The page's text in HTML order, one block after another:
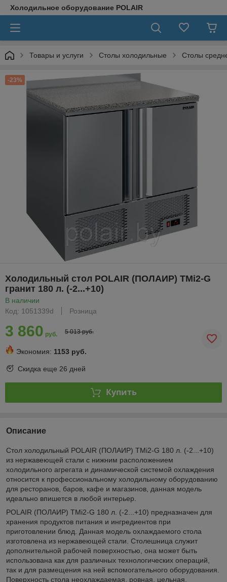
Холодильное оборудование POLAIR
Товары и услуги Столы холодильные Столы
-23%
Холодильный стол POLAIR (ПОЛАИР) TMi2-G
гранит 180 л. (-2...+10)
В наличии
Код: 1051339d
Розница
3 860 руб. 5 013 руб.
Экономия: 1153 руб.
Скидка еще 26 дней
Купить
Описание
Стол холодильный POLAIR (ПОЛАИР) TMi2-G 180 л. (-2...+10)
из нержавеющей стали с нижним расположением
холодильного агрегата и динамической системой охлаждения
относится к профессиональному холодильному оборудованию
для ресторанов, баров, кафе и магазинов, данная модель
идеально впишется в любой интерьер.
POLAIR (ПОЛАИР) TMi2-G 180 л. (-2...+10) предназначен для
хранения продуктов питания и ингредиентов при
приготовлении блюд. Данная модель охлаждаемого стола
изготовлена из нержавеющей стали. Столешница служит
дополнительной рабочей поверхностью, она может быть
использована как для различных технологических операций,
так и для размещения на ней вспомогательного оборудования.
Поверхность стола неохлаждаемая, ровная, цельная.